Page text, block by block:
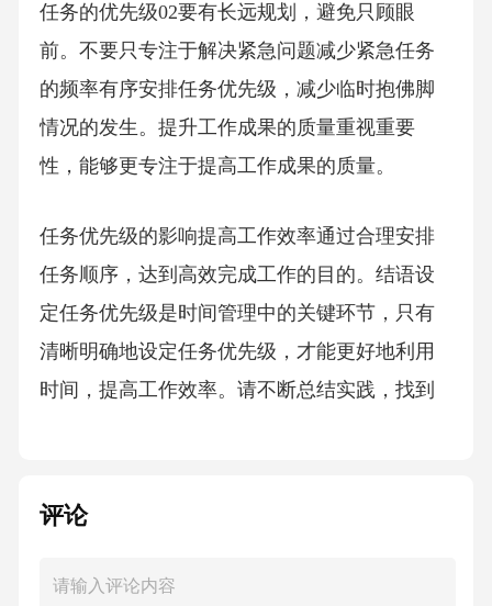
任务的优先级02要有长远规划，避免只顾眼
前。不要只专注于解决紧急问题减少紧急任务
的频率有序安排任务优先级，减少临时抱佛脚
情况的发生。提升工作成果的质量重视重要
性，能够更专注于提高工作成果的质量。
任务优先级的影响提高工作效率通过合理安排
任务顺序，达到高效完成工作的目的。结语设
定任务优先级是时间管理中的关键环节，只有
清晰明确地设定任务优先级，才能更好地利用
时间，提高工作效率。请不断总结实践，找到
导致任务无法按时完成。这种习惯会严重影响
评论